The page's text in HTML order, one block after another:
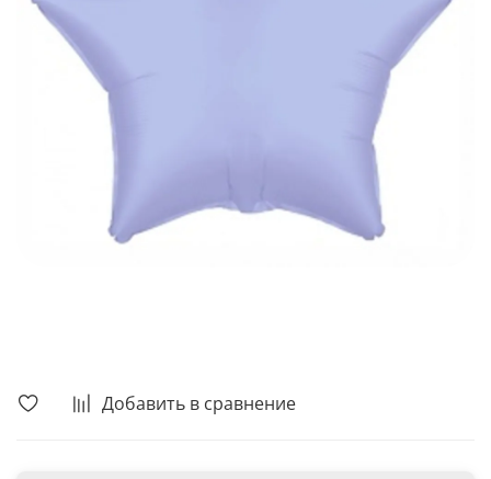
Добавить в сравнение